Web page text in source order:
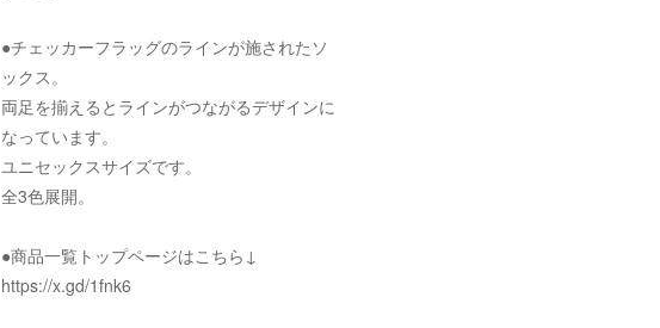
●チェッカーフラッグのラインが施されたソ
ックス。
両足を揃えるとラインがつながるデザインに
なっています。
ユニセックスサイズです。
全3色展開。
●商品一覧トップページはこちら↓
https://x.gd/1fnk6